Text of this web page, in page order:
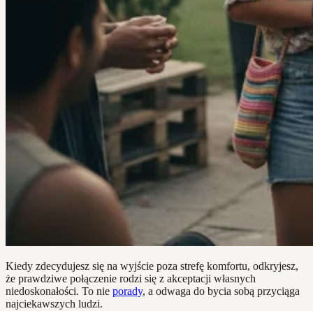
Kiedy zdecydujesz się na wyjście poza strefę komfortu, odkryjesz,
że prawdziwe połączenie rodzi się z akceptacji własnych
niedoskonałości. To nie porady, a odwaga do bycia sobą przyciąga
najciekawszych ludzi.